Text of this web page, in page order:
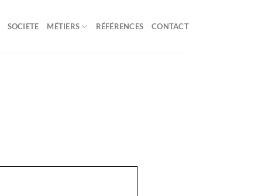
SOCIETE MÉTIERS RÉFÉRENCES CONTACT